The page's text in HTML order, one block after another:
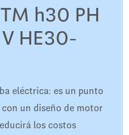
h30 PH
HE30-
eléctrica: es un punto
un diseño de motor
los costos